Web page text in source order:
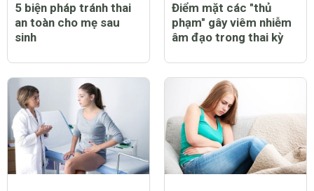
5 biện pháp tránh thai
an toàn cho mẹ sau
sinh
Điểm mặt các "thủ
phạm" gây viêm nhiễm
âm đạo trong thai kỳ